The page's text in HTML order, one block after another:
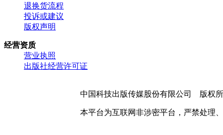
退换货流程
投诉或建议
版权声明
经营资质
营业执照
出版社经营许可证
中国科技出版传媒股份有限公司 版权
本平台为互联网非涉密平台，严禁处理